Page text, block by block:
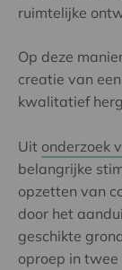
ruimtelijke
Op deze
creatie van
kwalitatief
Uit onderzoek
belangrijke
opzetten van
door het
geschikte
oproep in